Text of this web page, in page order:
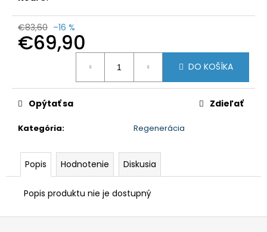
€83,60 –16 %
€69,90
DO KOŠÍKA
Kategória: Regenerácia
Opýtať sa Zdieľať
Popis Hodnotenie Diskusia
Popis produktu nie je dostupný
Z